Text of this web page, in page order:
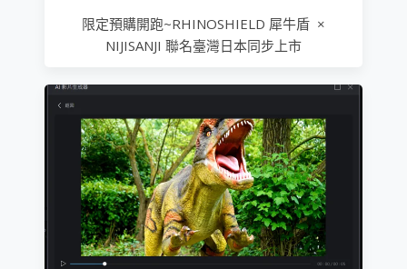
限定預購開跑~RHINOSHIELD 犀牛盾 ×
NIJISANJI 聯名臺灣日本同步上市